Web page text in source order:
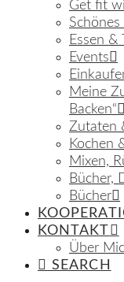
Get fit
Essen &
Events
Meine
Backen“
Zutaten
Kochen
Mixen,
Bücher,
Bücher
KONTAKT
Über
SEARCH